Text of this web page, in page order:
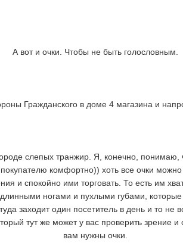
А вот и очки. Чтобы не быть голословным.
Гражданского в доме 4 магазина и
слепых транжир. Я, конечно, понимаю,
комфортно)) хоть все очки
и спокойно ими торговать. То есть им
ногами и пухлыми губами,
заходит один посетитель в день и то не
тут же может у вас проверить зрение и
вам нужны очки.